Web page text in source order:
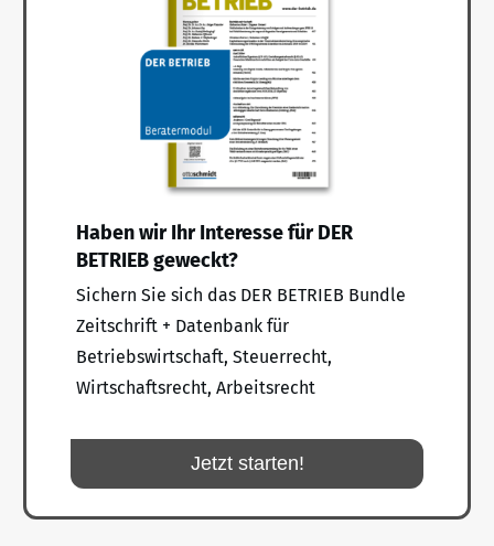
Haben wir Ihr Interesse für DER
BETRIEB geweckt?
Sichern Sie sich das DER BETRIEB Bundle
Zeitschrift + Datenbank für
Betriebswirtschaft, Steuerrecht,
Wirtschaftsrecht, Arbeitsrecht
Jetzt starten!